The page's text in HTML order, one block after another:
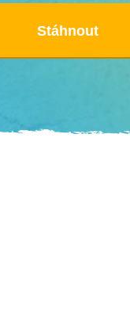
Stáhnout